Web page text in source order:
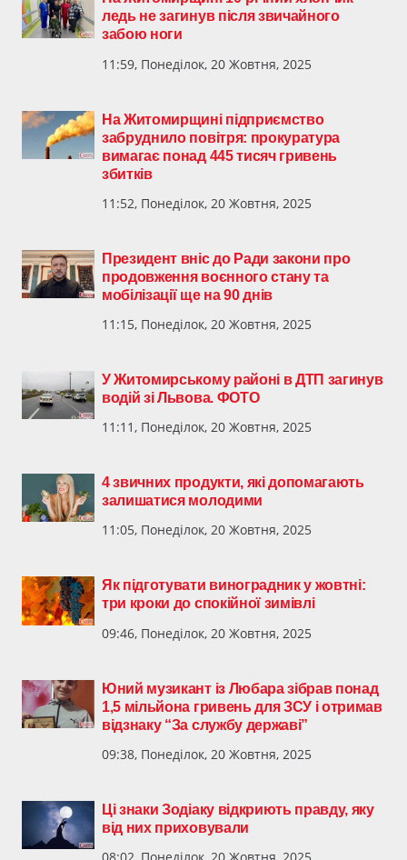
ледь не загинув після звичайного
забою ноги
11:59, Понеділок, 20 Жовтня, 2025
На Житомирщині підприємство
забруднило повітря: прокуратура
вимагає понад 445 тисяч гривень
збитків
11:52, Понеділок, 20 Жовтня, 2025
Президент вніс до Ради закони про
продовження воєнного стану та
мобілізації ще на 90 днів
11:15, Понеділок, 20 Жовтня, 2025
У Житомирському районі в ДТП загинув
водій зі Львова. ФОТО
11:11, Понеділок, 20 Жовтня, 2025
4 звичних продукти, які допомагають
залишатися молодими
11:05, Понеділок, 20 Жовтня, 2025
Як підготувати виноградник у жовтні:
три кроки до спокійної зимівлі
09:46, Понеділок, 20 Жовтня, 2025
Юний музикант із Любара зібрав понад
1,5 мільйона гривень для ЗСУ і отримав
відзнаку “За службу державі”
09:38, Понеділок, 20 Жовтня, 2025
Ці знаки Зодіаку відкриють правду, яку
від них приховували